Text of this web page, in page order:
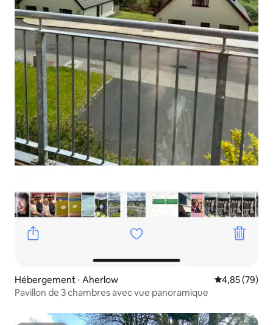
Hébergement ⋅ Aherlow Évaluation
4,85 (79)
Pavillon de 3 chambres avec vue panoramique